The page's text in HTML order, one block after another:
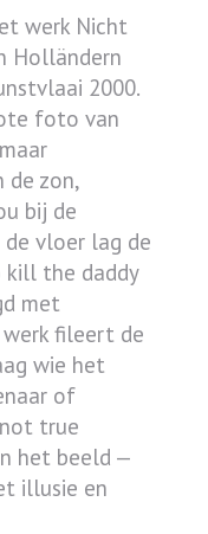
werk Nicht
Holländern
2000.
foto van
de zon,
bij de
vloer lag de
kill the daddy
met
fileert de
wie het
of
true
het beeld —
illusie en